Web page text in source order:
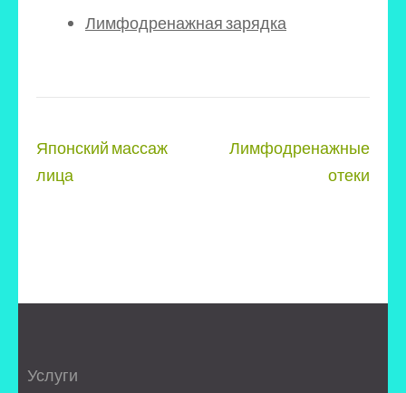
Лимфодренажная зарядка
Навигация
по
Японский массаж
лица
Лимфодренажные
отеки
Услуги